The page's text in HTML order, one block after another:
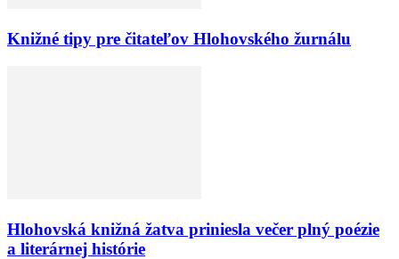
Knižné tipy pre čitateľov Hlohovského žurnálu
Hlohovská knižná žatva priniesla večer plný poézie
a literárnej histórie